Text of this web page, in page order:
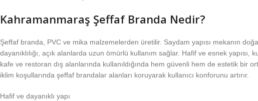
Kahramanmaraş Şeffaf Branda Nedir?
Şeffaf branda, PVC ve mika malzemelerden üretilir. Saydam yapısı mekanın
dayanıklılığı, açık alanlarda uzun ömürlü kullanım sağlar. Hafif ve esnek
kafe ve restoran dış alanlarında kullanıldığında hem güvenli hem de estetik bir
iklim koşullarında şeffaf brandalar alanları koruyarak kullanıcı konforunu artırır.
Hafif ve dayanıklı yapı